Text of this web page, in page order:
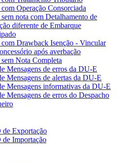
Operação Consorciada
nota com Detalhamento de
diferente de Embarque
Drawback Isenção - Vincular
após averbação
Nota Completa
Mensagens de erros da DU-E
Mensagens de alertas da DU-E
Mensagens informativas da DU-E
Mensagens de erros do Despacho
de Exportação
Importação